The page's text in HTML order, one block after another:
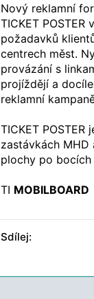
Nový reklamní
TICKET
požadavků
centrech měst.
provázání s
projíždějí a
reklamní
TICKET
zastávkách
plochy po bocích
TI MOBILBOARD
Sdílej: